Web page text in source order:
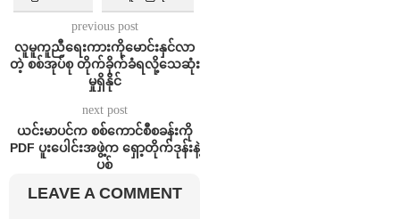
previous post
လူမူကူညီရေးကားကိုမောင်းနှင်လာ
တဲ့ စစ်အုပ်စု တိုက်ခိုက်ခံရလို့သေဆုံး
မှုရှိနိုင်
next post
ယင်းမာပင်က စစ်ကောင်စီစခန်းကို
PDF ပူးပေါင်းအဖွဲ့က ရှော့တိုက်ဒုန်းနဲ့
ပစ်
LEAVE A COMMENT